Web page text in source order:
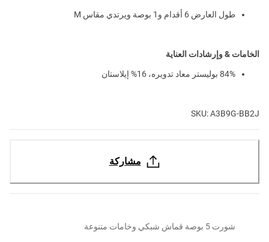
طول العارض 6 أقدام و1 بوصة ويرتدي مقاس M
الخامات & وإرشادات العناية
84% بوليستر معاد تدويره، 16% إيلاستان
SKU: A3B9G-BB2J
مشاركة
شورت 5 بوصة قماش شبكي وخامات متنوعة